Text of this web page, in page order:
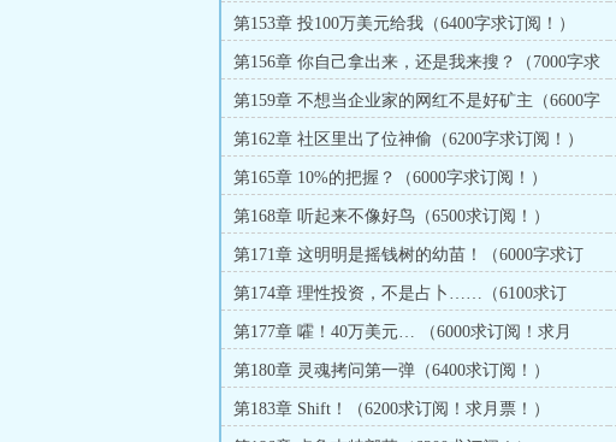
阅！）
第153章 投100万美元给我（6400字求订阅！）
第156章 你自己拿出来，还是我来搜？（7000字求
订阅！）
第159章 不想当企业家的网红不是好矿主（6600字
求订阅！）
第162章 社区里出了位神偷（6200字求订阅！）
第165章 10%的把握？（6000字求订阅！）
第168章 听起来不像好鸟（6500求订阅！）
第171章 这明明是摇钱树的幼苗！（6000字求订
阅！）
第174章 理性投资，不是占卜……（6100求订
阅！）
第177章 嚯！40万美元… （6000求订阅！求月
票！）
第180章 灵魂拷问第一弹（6400求订阅！）
第183章 Shift！（6200求订阅！求月票！）